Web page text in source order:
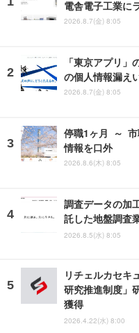
電舎電子工業に
2026.8.7(金) 8:05
「東京アプリ」
の個人情報漏え
2026.8.7(金) 8:05
停職1ヶ月 ～ 市
情報を口外
2026.8.6(木) 8:05
調査データの加
託した地盤調査
2026.8.5(水) 8:05
リチェルカセキ
研究推進制度」
獲得
2026.4.22(水) 8:00